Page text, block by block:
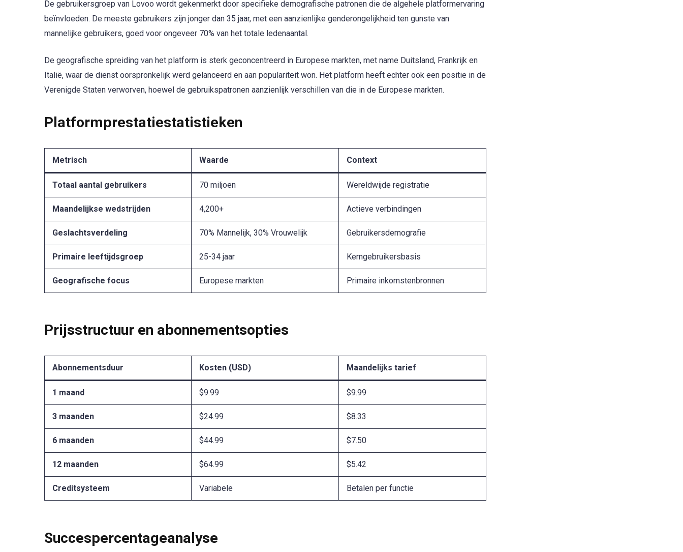
De gebruikersgroep van Lovoo wordt gekenmerkt door specifieke demografische patronen die de algehele platformervaring
beïnvloeden. De meeste gebruikers zijn jonger dan 35 jaar, met een aanzienlijke genderongelijkheid ten gunste van
mannelijke gebruikers, goed voor ongeveer 70% van het totale ledenaantal.
De geografische spreiding van het platform is sterk geconcentreerd in Europese markten, met name Duitsland, Frankrijk en
Italië, waar de dienst oorspronkelijk werd gelanceerd en aan populariteit won. Het platform heeft echter ook een positie in de
Verenigde Staten verworven, hoewel de gebruikspatronen aanzienlijk verschillen van die in de Europese markten.
Platformprestatiestatistieken
Metrisch Waarde Context
Totaal aantal gebruikers 70 miljoen Wereldwijde registratie
Maandelijkse wedstrijden 4,200+ Actieve verbindingen
Geslachtsverdeling 70% Mannelijk, 30% Vrouwelijk Gebruikersdemografie
Primaire leeftijdsgroep 25-34 jaar Kerngebruikersbasis
Geografische focus Europese markten Primaire inkomstenbronnen
Prijsstructuur en abonnementsopties
Abonnementsduur Kosten (USD) Maandelijks tarief
1 maand $9.99 $9.99
3 maanden $24.99 $8.33
6 maanden $44.99 $7.50
12 maanden $64.99 $5.42
Creditsysteem Variabele Betalen per functie
Succespercentageanalyse